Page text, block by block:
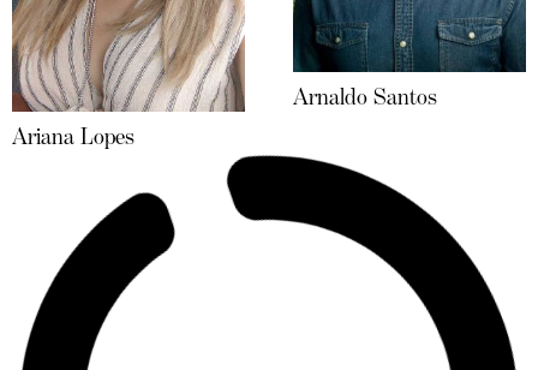
Ariana Lopes
Arnaldo Santos
Arnaldo Trindade Tema Assunção Morais